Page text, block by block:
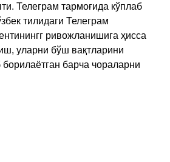
Телеграм тармоғида кўплаб
тилидаги Телеграм
ривожланишига ҳисса
уларни бўш вақтларини
барча чораларни